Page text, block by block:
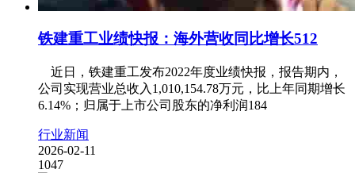
铁建重工业绩快报：海外营收同比增长512
近日，铁建重工发布2022年度业绩快报，报告期内，
公司实现营业总收入1,010,154.78万元，比上年同期增长
6.14%；归属于上市公司股东的净利润184
行业新闻
2026-02-11
1047